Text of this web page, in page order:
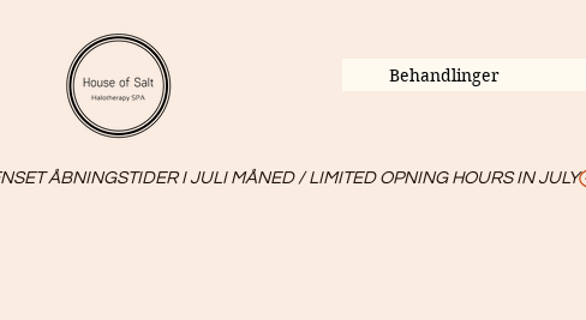
Behandlinger
ÅBNINGSTIDER I JULI MÅNED / LIMITED OPNING HOURS IN JULY